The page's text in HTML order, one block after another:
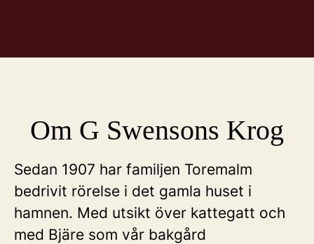
Om G Swensons Krog
Sedan 1907 har familjen Toremalm
bedrivit rörelse i det gamla huset i
hamnen. Med utsikt över kattegatt och
med Bjäre som vår bakgård